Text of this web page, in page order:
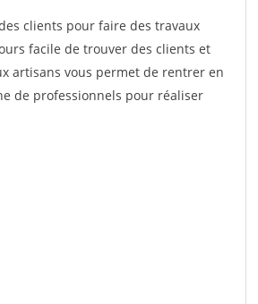
clients pour faire des travaux
facile de trouver des clients et
artisans vous permet de rentrer en
de professionnels pour réaliser